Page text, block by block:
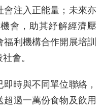
會注入正能量；未來亦
會，助其紓解經濟壓
利機構合作開展培訓
會。
時與不同單位聯絡，
過一萬份食物及飲用